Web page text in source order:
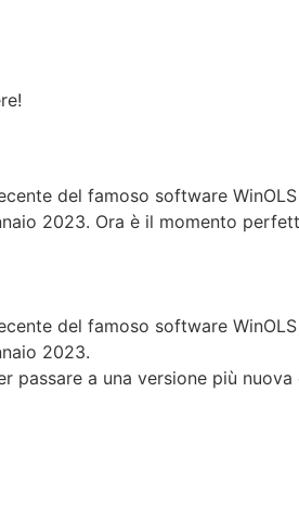
del famoso software
2023. Ora è il momento
del famoso software
2023.
passare a una versione più nuova